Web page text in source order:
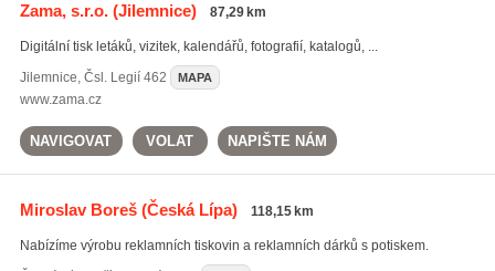
Zama, s.r.o.(Jilemnice) 87,29 km
Digitální tisk letáků, vizitek, kalendářů, fotografií, katalogů, ...
Jilemnice, Čsl. Legií 462 MAPA
www.zama.cz
NAVIGOVAT VOLAT NAPIŠTE NÁM
Miroslav Boreš(Česká Lípa) 118,15 km
Nabízíme výrobu reklamních tiskovin a reklamních dárků s potiskem.